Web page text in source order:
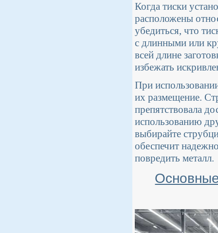
Когда тиски
расположены
убедиться, что
с длинными или
всей длине
избежать
При
их размещение.
препятствовала
использованию
выбирайте
обеспечит
повредить металл.